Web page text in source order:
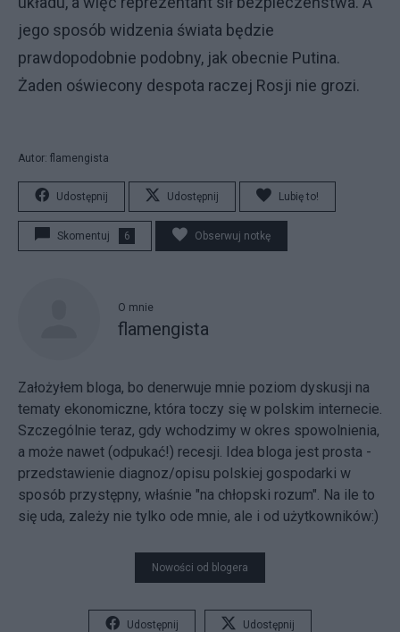
jego sposób widzenia świata będzie
prawdopodobnie podobny, jak obecnie Putina.
Żaden oświecony despota raczej Rosji nie grozi.
Autor: flamengista
Udostępnij Udostępnij Lubię to!
Skomentuj 6 Obserwuj notkę
O mnie
flamengista
Założyłem bloga, bo denerwuje mnie poziom dyskusji na
tematy ekonomiczne, która toczy się w polskim internecie.
Szczególnie teraz, gdy wchodzimy w okres spowolnienia,
a może nawet (odpukać!) recesji. Idea bloga jest prosta -
przedstawienie diagnoz/opisu polskiej gospodarki w
sposób przystępny, właśnie "na chłopski rozum". Na ile to
się uda, zależy nie tylko ode mnie, ale i od użytkowników:)
Nowości od blogera
Udostępnij Udostępnij